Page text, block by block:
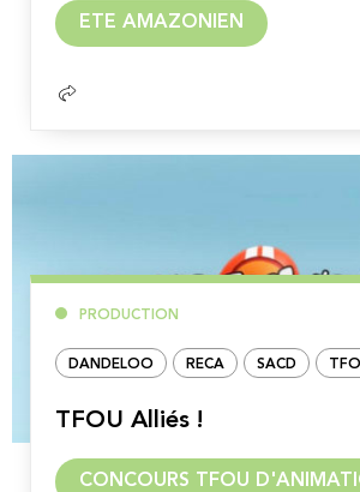
ETE AMAZONIEN
PRODUCTION
DANDELOO RECA SACD
TFOU Alliés !
CONCOURS TFOU